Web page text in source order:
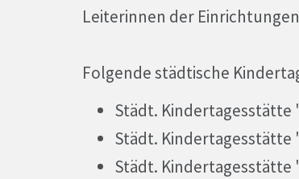
Leiterinnen der
Folgende städtische
Städt. Kindertagesstätte
Städt.
Städt.